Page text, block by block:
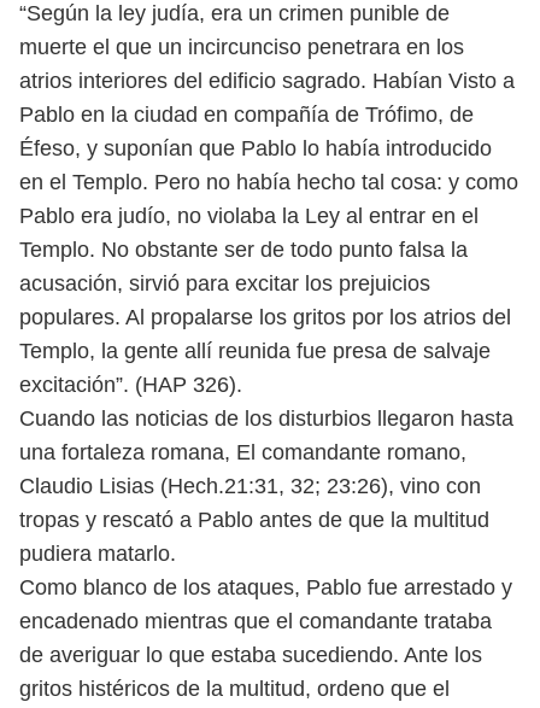
“Según la ley judía, era un crimen punible de
muerte el que un incircunciso penetrara en los
atrios interiores del edificio sagrado. Habían Visto a
Pablo en la ciudad en compañía de Trófimo, de
Éfeso, y suponían que Pablo lo había introducido
en el Templo. Pero no había hecho tal cosa: y como
Pablo era judío, no violaba la Ley al entrar en el
Templo. No obstante ser de todo punto falsa la
acusación, sirvió para excitar los prejuicios
populares. Al propalarse los gritos por los atrios del
Templo, la gente allí reunida fue presa de salvaje
excitación”. (HAP 326).
Cuando las noticias de los disturbios llegaron hasta
una fortaleza romana, El comandante romano,
Claudio Lisias (Hech.21:31, 32; 23:26), vino con
tropas y rescató a Pablo antes de que la multitud
pudiera matarlo.
Como blanco de los ataques, Pablo fue arrestado y
encadenado mientras que el comandante trataba
de averiguar lo que estaba sucediendo. Ante los
gritos histéricos de la multitud, ordeno que el